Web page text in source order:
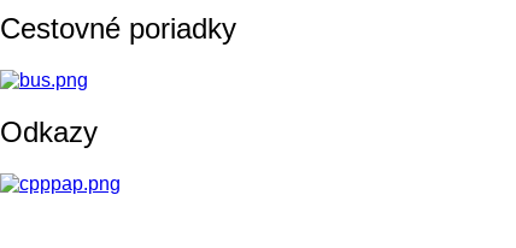
Cestovné poriadky
Odkazy